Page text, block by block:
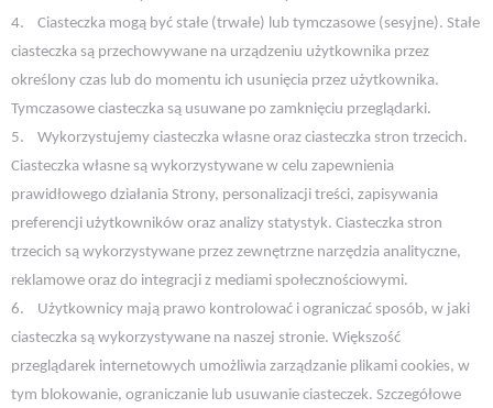
4.
Ciasteczka mogą być stałe (trwałe) lub tymczasowe (sesyjne). Stałe
ciasteczka są przechowywane na urządzeniu użytkownika przez
określony czas lub do momentu ich usunięcia przez użytkownika.
Tymczasowe ciasteczka są usuwane po zamknięciu przeglądarki.
5.
Wykorzystujemy ciasteczka własne oraz ciasteczka stron trzecich.
Ciasteczka własne są wykorzystywane w celu zapewnienia
prawidłowego działania Strony, personalizacji treści, zapisywania
preferencji użytkowników oraz analizy statystyk. Ciasteczka stron
trzecich są wykorzystywane przez zewnętrzne narzędzia analityczne,
reklamowe oraz do integracji z mediami społecznościowymi.
6.
Użytkownicy mają prawo kontrolować i ograniczać sposób, w jaki
ciasteczka są wykorzystywane na naszej stronie. Większość
przeglądarek internetowych umożliwia zarządzanie plikami cookies, w
tym blokowanie, ograniczanie lub usuwanie ciasteczek. Szczegółowe